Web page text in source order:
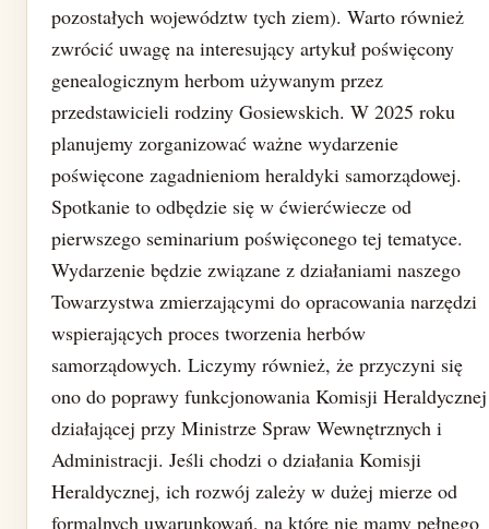
pozostałych województw tych ziem). Warto również
zwrócić uwagę na interesujący artykuł poświęcony
genealogicznym herbom używanym przez
przedstawicieli rodziny Gosiewskich. W 2025 roku
planujemy zorganizować ważne wydarzenie
poświęcone zagadnieniom heraldyki samorządowej.
Spotkanie to odbędzie się w ćwierćwiecze od
pierwszego seminarium poświęconego tej tematyce.
Wydarzenie będzie związane z działaniami naszego
Towarzystwa zmierzającymi do opracowania narzędzi
wspierających proces tworzenia herbów
samorządowych. Liczymy również, że przyczyni się
ono do poprawy funkcjonowania Komisji Heraldycznej
działającej przy Ministrze Spraw Wewnętrznych i
Administracji. Jeśli chodzi o działania Komisji
Heraldycznej, ich rozwój zależy w dużej mierze od
formalnych uwarunkowań, na które nie mamy pełnego